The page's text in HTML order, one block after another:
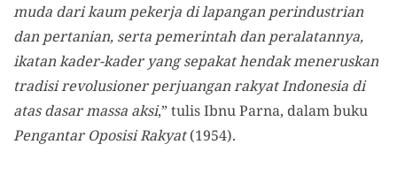
muda dari kaum pekerja di lapangan perindustrian
dan pertanian, serta pemerintah dan peralatannya,
ikatan kader-kader yang sepakat hendak meneruskan
tradisi revolusioner perjuangan rakyat Indonesia di
atas dasar massa aksi,” tulis Ibnu Parna, dalam buku
Pengantar Oposisi Rakyat(1954).